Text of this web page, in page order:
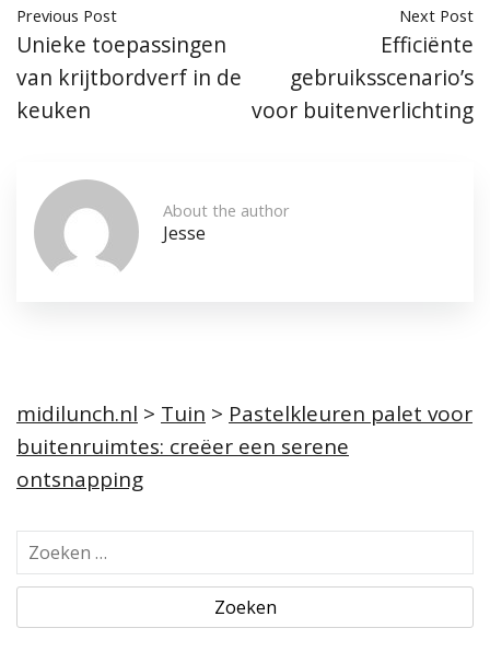
Previous Post
Unieke toepassingen
van krijtbordverf in de
keuken
Next Post
Efficiënte
gebruiksscenario’s
voor buitenverlichting
About the author
Jesse
midilunch.nl > Tuin > Pastelkleuren palet voor
buitenruimtes: creëer een serene
ontsnapping
o
e
k